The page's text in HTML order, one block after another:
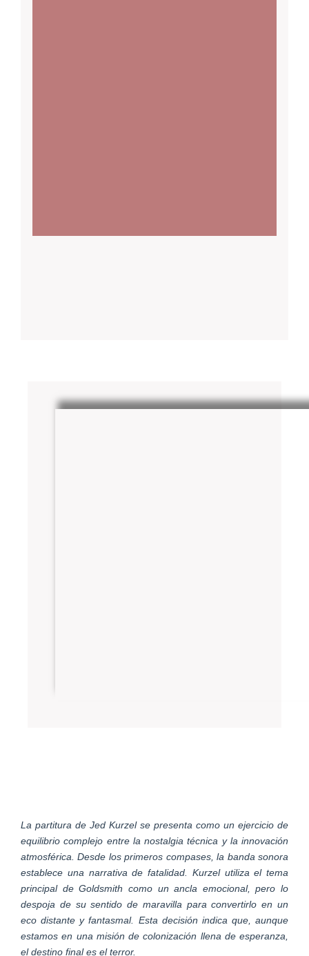
La partitura de Jed Kurzel se presenta como un ejercicio de
equilibrio complejo entre la nostalgia técnica y la innovación
atmosférica. Desde los primeros compases, la banda sonora
establece una narrativa de fatalidad. Kurzel utiliza el tema
principal de Goldsmith como un ancla emocional, pero lo
despoja de su sentido de maravilla para convertirlo en un
eco distante y fantasmal. Esta decisión indica que, aunque
estamos en una misión de colonización llena de esperanza,
el destino final es el terror.